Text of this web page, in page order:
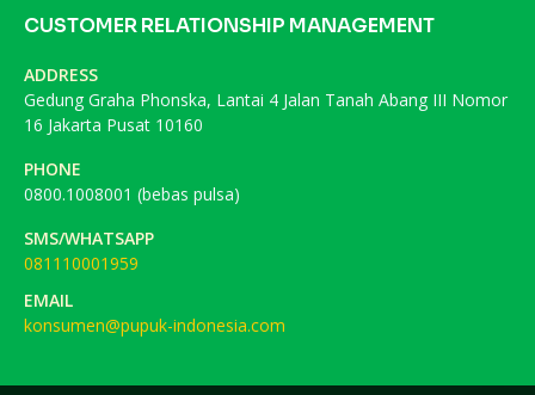
CUSTOMER RELATIONSHIP MANAGEMENT
ADDRESS
Gedung Graha Phonska, Lantai 4 Jalan Tanah Abang III Nomor
16 Jakarta Pusat 10160
PHONE
0800.1008001 (bebas pulsa)
SMS/WHATSAPP
081110001959
EMAIL
konsumen@pupuk-indonesia.com